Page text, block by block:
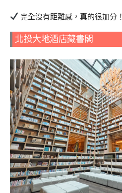
完全沒有距離感，真的很加分！
北投大地酒店藏書閣